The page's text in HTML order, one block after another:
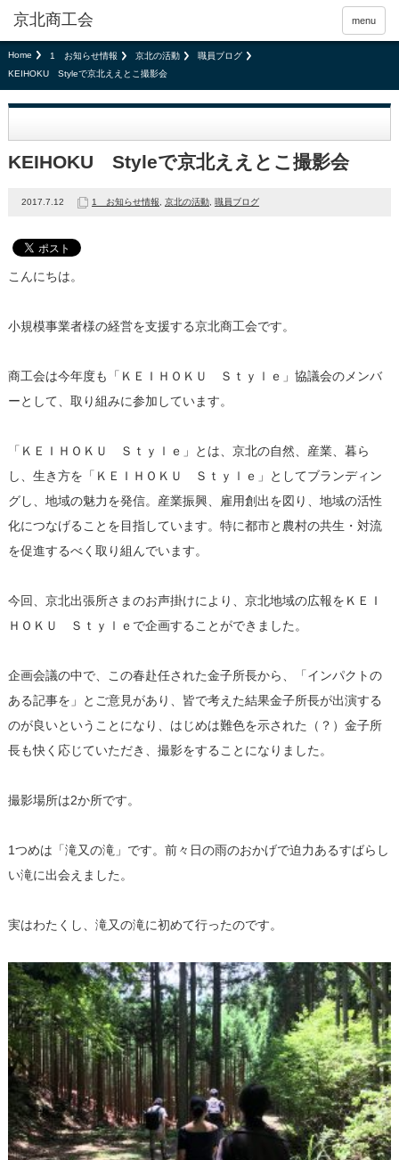
京北商工会 menu
Home 1 お知らせ情報 京北の活動
職員ブログ
KEIHOKU Styleで京北ええとこ撮影会
KEIHOKU Styleで京北ええとこ撮影会
2017.7.12 1 お知らせ情報 京北の活動, 職員ブログ
こんにちは。
小規模事業者様の経営を支援する京北商工会です。
商工会は今年度も「ＫＥＩＨＯＫＵ Ｓｔｙｌｅ」協議会のメンバ
ーとして、取り組みに参加しています。
「ＫＥＩＨＯＫＵ Ｓｔｙｌｅ」とは、京北の自然、産業、暮ら
し、生き方を「ＫＥＩＨＯＫＵ Ｓｔｙｌｅ」としてブランディン
グし、地域の魅力を発信。産業振興、雇用創出を図り、地域の活性
化につなげることを目指しています。特に都市と農村の共生・対流
を促進するべく取り組んでいます。
今回、京北出張所さまのお声掛けにより、京北地域の広報をＫＥＩ
ＨＯＫＵ Ｓｔｙｌｅで企画することができました。
企画会議の中で、この春赴任された金子所長から、「インパクトの
ある記事を」とご意見があり、皆で考えた結果金子所長が出演する
のが良いということになり、はじめは難色を示された（？）金子所
長も快く応じていただき、撮影をすることになりました。
撮影場所は2か所です。
1つめは「滝又の滝」です。前々日の雨のおかげで迫力あるすばらし
い滝に出会えました。
実はわたくし、滝又の滝に初めて行ったのです。